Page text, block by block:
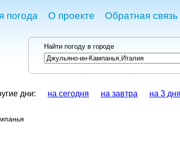
погода О проекте Обратная связь
Найти погоду в городе
дни: на сегодня на завтра на 3 дня